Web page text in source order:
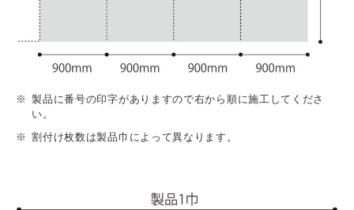
製品に番号の印字がありますので右から順に施工してくださ
い。
割付け枚数は製品巾によって異なります。